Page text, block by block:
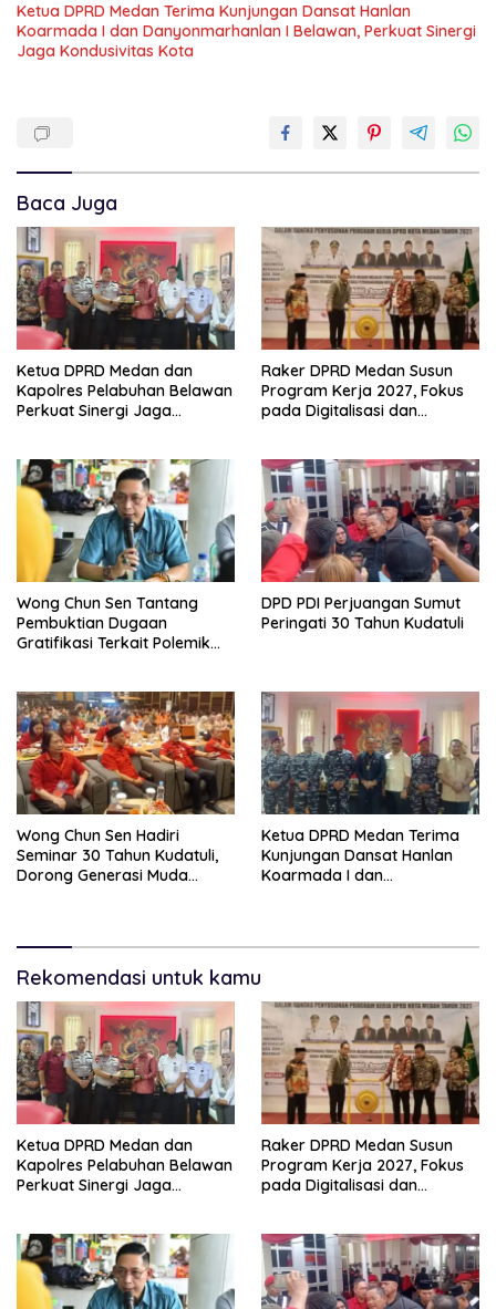
Ketua DPRD Medan Terima Kunjungan Dansat Hanlan
Koarmada I dan Danyonmarhanlan I Belawan, Perkuat Sinergi
Jaga Kondusivitas Kota
Baca Juga
Ketua DPRD Medan dan
Kapolres Pelabuhan Belawan
Perkuat Sinergi Jaga
Belawan
Raker DPRD Medan Susun
Program Kerja 2027, Fokus
pada Digitalisasi dan
Wong Chun Sen Tantang
Pembuktian Dugaan
Gratifikasi Terkait Polemik
DPD PDI Perjuangan Sumut
Peringati 30 Tahun Kudatuli
Wong Chun Sen Hadiri
Seminar 30 Tahun Kudatuli,
Dorong Generasi Muda
Ketua DPRD Medan Terima
Kunjungan Dansat Hanlan
Koarmada I dan
Rekomendasi untuk kamu
Ketua DPRD Medan dan
Kapolres Pelabuhan Belawan
Perkuat Sinergi Jaga
Belawan
Raker DPRD Medan Susun
Program Kerja 2027, Fokus
pada Digitalisasi dan